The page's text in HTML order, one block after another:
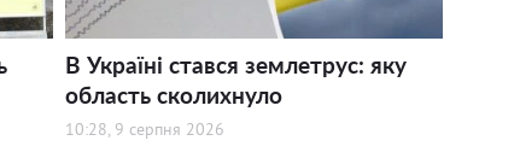
В Україні стався землетрус: яку
область сколихнуло
10:28, 9 серпня 2026